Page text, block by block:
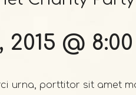
@
urna, porttitor sit amet